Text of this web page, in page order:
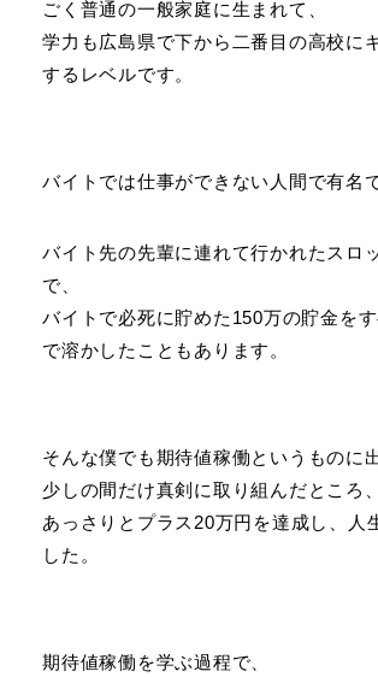
ごく普通の一般家庭に生まれて、
学力も広島県で下から二番目の高校に
するレベルです。
バイトでは仕事ができない人間で有名
バイト先の先輩に連れて行かれたスロ
で、
バイトで必死に貯めた150万の貯金を
で溶かしたこともあります。
そんな僕でも期待値稼働というものに
少しの間だけ真剣に取り組んだところ、
あっさりとプラス20万円を達成し、人
した。
期待値稼働を学ぶ過程で、